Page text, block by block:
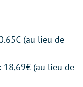
(au lieu de
: 18,69€ (au lieu de